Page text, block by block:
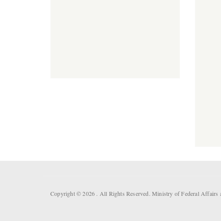
Copyright © 2026 . All Rights Reserved. Ministry of Federal Affairs